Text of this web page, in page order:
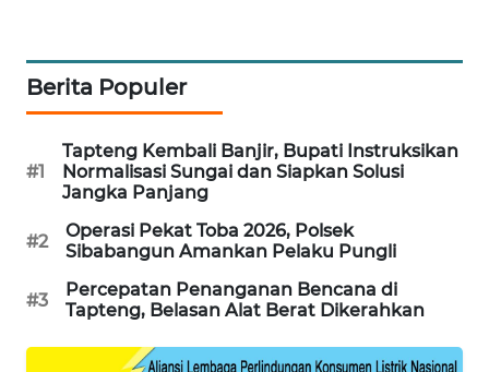
Berita Populer
#1
Tapteng Kembali Banjir, Bupati Instruksikan
Normalisasi Sungai dan Siapkan Solusi
Jangka Panjang
#2
Operasi Pekat Toba 2026, Polsek
Sibabangun Amankan Pelaku Pungli
#3
Percepatan Penanganan Bencana di
Tapteng, Belasan Alat Berat Dikerahkan
HUMBANG
GARONGGANG
NEWS
FISUELRI
ENERGI
NEWS